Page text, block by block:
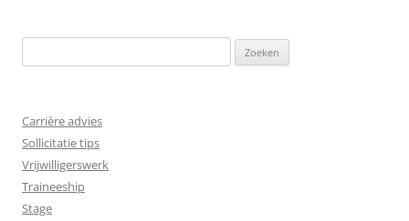
naar:
Carrière advies
Sollicitatie tips
Vrijwilligerswerk
Traineeship
Stage